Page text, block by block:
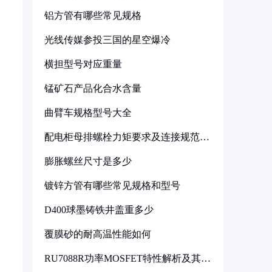
铝方管有哪些常见规格
光线传媒参投三国的星空爆冷
横担型号对应重量
锰矿石产品化合水含量
曲臂车规格型号大全
配电柜母排螺栓力矩要求及连接规范详
膨胀螺丝尺寸是多少
镀锌方管有哪些常见规格和型号
D400球墨铸铁井盖重多少
覆膜砂的耐高温性能如何
RU7088R功率MOSFET特性解析及其在